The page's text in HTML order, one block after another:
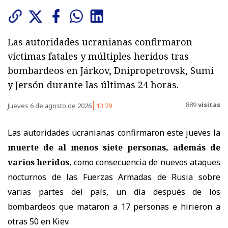
Las autoridades ucranianas confirmaron
víctimas fatales y múltiples heridos tras
bombardeos en Járkov, Dnipropetrovsk, Sumi
y Jersón durante las últimas 24 horas.
Jueves 6 de agosto de 2026 13:29 889visitas
Las autoridades ucranianas confirmaron este jueves la
muerte de al menos siete personas, además de
varios heridos, como consecuencia de nuevos ataques
nocturnos de las Fuerzas Armadas de Rusia sobre
varias partes del país, un día después de los
bombardeos que mataron a 17 personas e hirieron a
otras 50 en Kiev.